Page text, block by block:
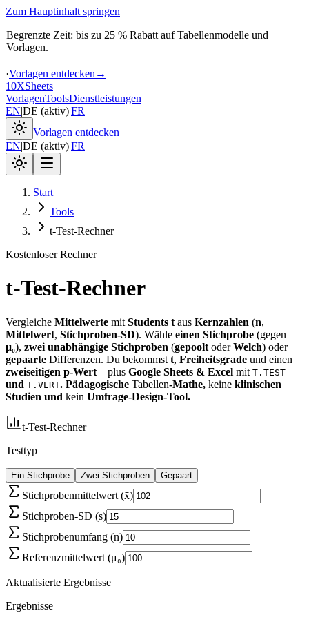
Zum Hauptinhalt springen
Begrenzte Zeit: bis zu 25 % Rabatt auf Tabellenmodelle und
Vorlagen.
·Vorlagen entdecken →
10XSheets
VorlagenToolsDienstleistungen
EN|DE (aktiv)|FR
Vorlagen entdecken
EN|DE (aktiv)|FR
Start
Tools
t‑Test‑Rechner
Kostenloser Rechner
t‑Test‑Rechner
Vergleiche Mittelwerte mit Students t aus Kernzahlen (n,
Mittelwert, Stichproben‑SD). Wähle einen Stichprobe (gegen
μ₀), zwei unabhängige Stichproben (gepoolt oderWelch) oder
gepaarte Differenzen. Du bekommst t, Freiheitsgrade und einen
zweiseitigen p‑Wert—plus Google Sheets & Excel mit T.TEST
und T.VERT. Pädagogische Tabellen‑Mathe, keine klinischen
Studien und kein Umfrage‑Design‑Tool.
t‑Test‑Rechner
Testtyp
Ein Stichprobe Zwei Stichproben Gepaart
Stichprobenmittelwert (x̄)
Stichproben‑SD (s)
Stichprobenumfang (n)
Referenzmittelwert (μ₀)
Aktualisierte Ergebnisse
Ergebnisse